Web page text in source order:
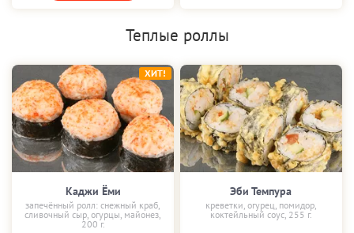
Теплые роллы
Каджи Ёми
запечённый ролл: снежный краб,
сливочный сыр, огурцы, майонез,
200 г.
ХИТ!
Эби Темпура
креветки, огурец, помидор,
коктейльный соус, 255 г.